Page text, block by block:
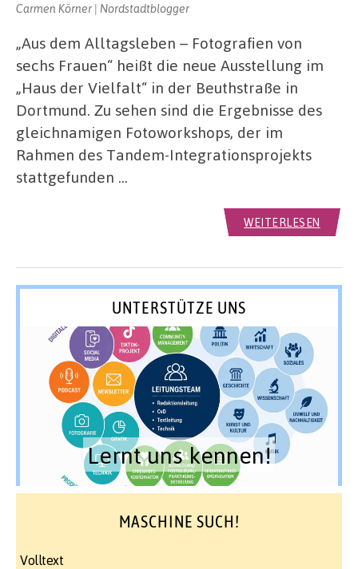
Carmen Körner | Nordstadtblogger
„Aus dem Alltagsleben – Fotografien von
sechs Frauen“ heißt die neue Ausstellung im
„Haus der Vielfalt“ in der Beuthstraße in
Dortmund. Zu sehen sind die Ergebnisse des
gleichnamigen Fotoworkshops, der im
Rahmen des Tandem-Integrationsprojekts
stattgefunden …
WEITERLESEN
UNTERSTÜTZE UNS
Lernt uns kennen!
MASCHINE SUCH!
Volltext